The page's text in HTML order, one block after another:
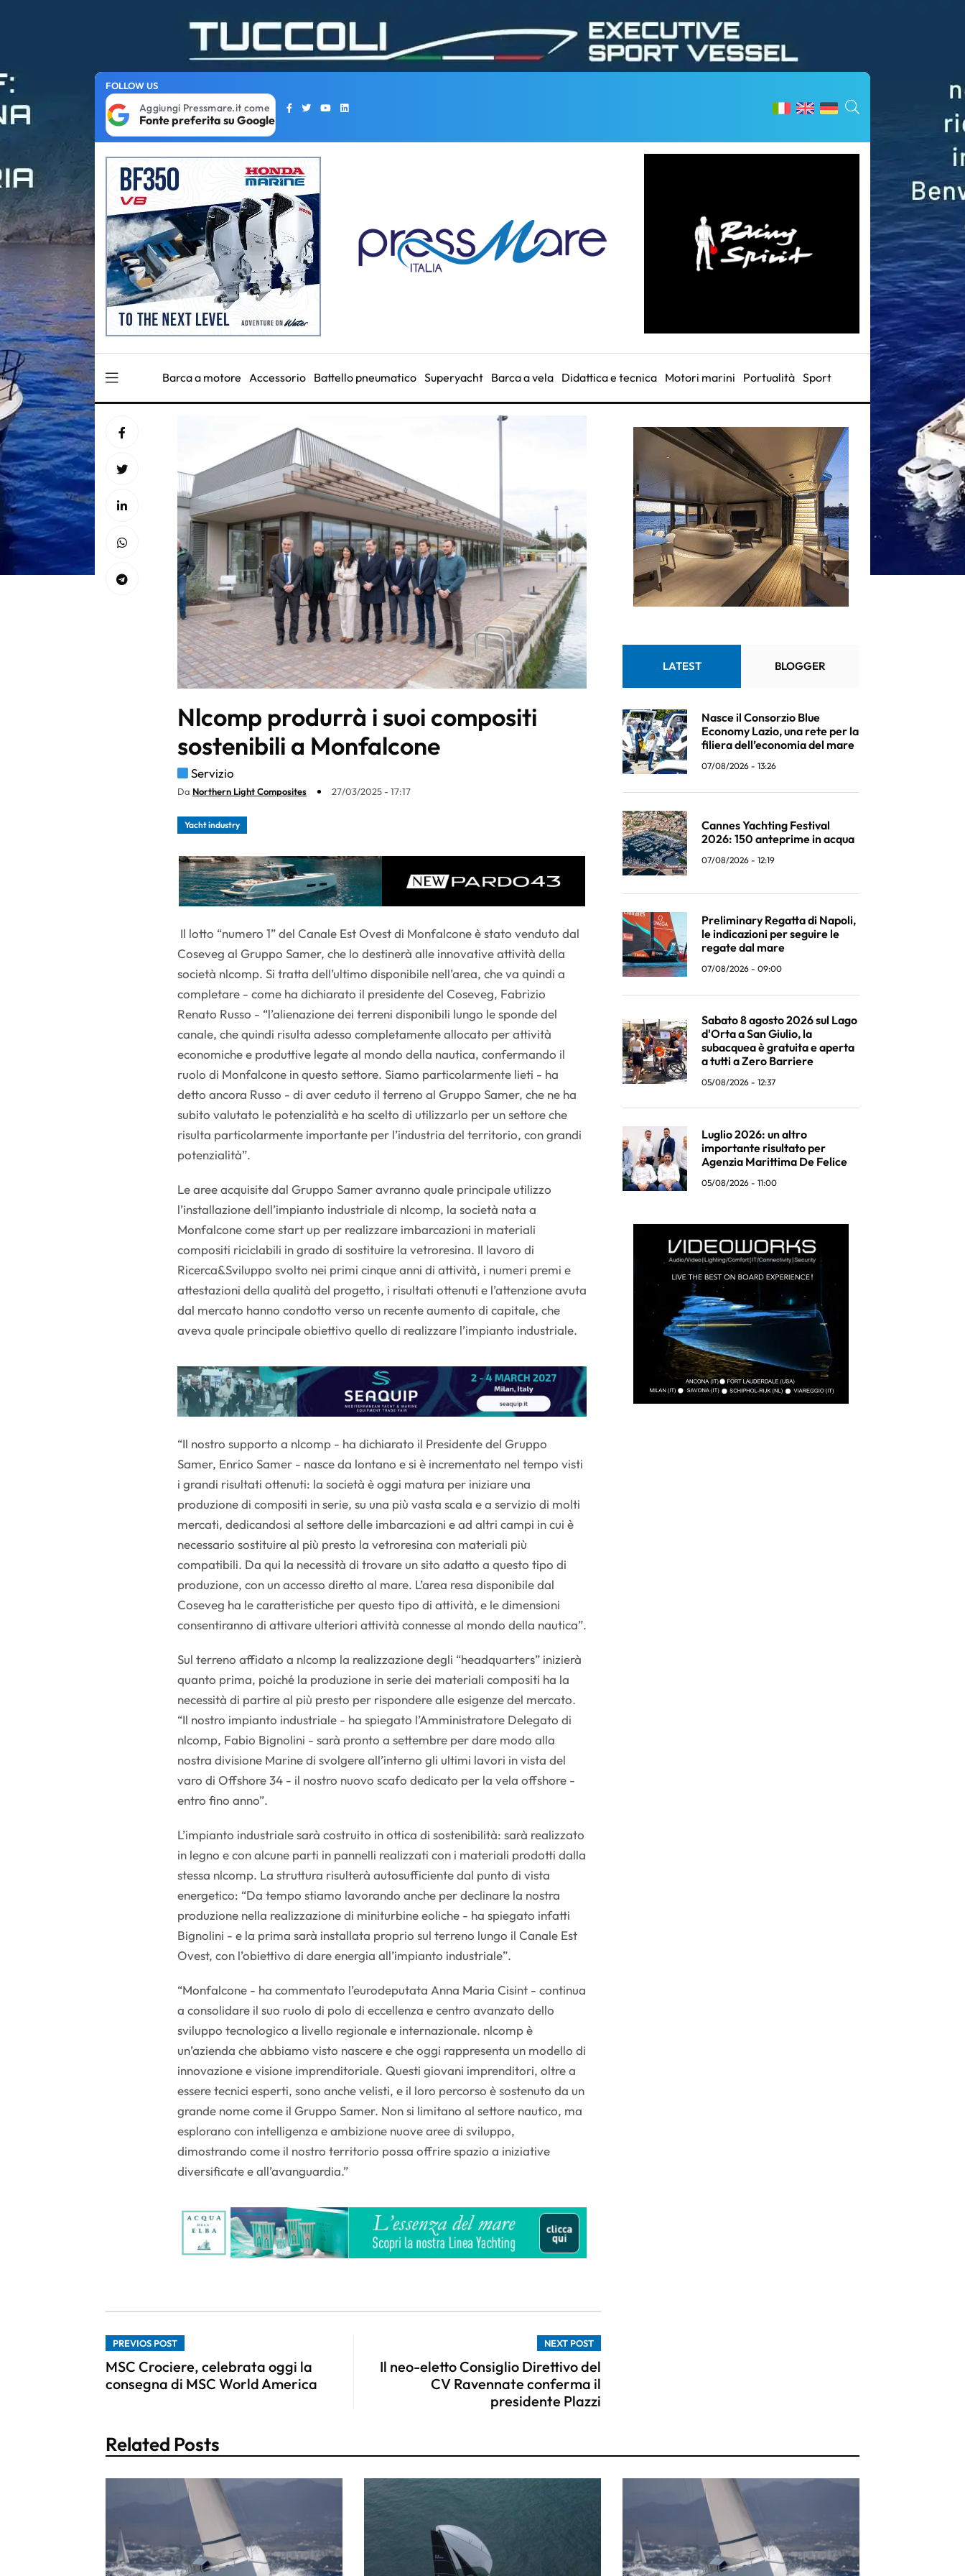
FOLLOW US
Aggiungi Pressmare.it come
Fonte preferita su Google
Barca a motore Accessorio Battello pneumatico Superyacht Barca a vela Didattica e tecnica Motori marini Portualità Sport
Nlcomp produrrà i suoi compositi
sostenibili a Monfalcone
Servizio
Da Northern Light Composites 27/03/2025 - 17:17
Yacht industry
Il lotto “numero 1” del Canale Est Ovest di Monfalcone è stato venduto dal
Coseveg al Gruppo Samer, che lo destinerà alle innovative attività della
società nlcomp. Si tratta dell’ultimo disponibile nell’area, che va quindi a
completare - come ha dichiarato il presidente del Coseveg, Fabrizio
Renato Russo - “l’alienazione dei terreni disponibili lungo le sponde del
canale, che quindi risulta adesso completamente allocato per attività
economiche e produttive legate al mondo della nautica, confermando il
ruolo di Monfalcone in questo settore. Siamo particolarmente lieti - ha
detto ancora Russo - di aver ceduto il terreno al Gruppo Samer, che ne ha
subito valutato le potenzialità e ha scelto di utilizzarlo per un settore che
risulta particolarmente importante per l’industria del territorio, con grandi
potenzialità”.
Le aree acquisite dal Gruppo Samer avranno quale principale utilizzo
l’installazione dell’impianto industriale di nlcomp, la società nata a
Monfalcone come start up per realizzare imbarcazioni in materiali
compositi riciclabili in grado di sostituire la vetroresina. Il lavoro di
Ricerca&Sviluppo svolto nei primi cinque anni di attività, i numeri premi e
attestazioni della qualità del progetto, i risultati ottenuti e l’attenzione avuta
dal mercato hanno condotto verso un recente aumento di capitale, che
aveva quale principale obiettivo quello di realizzare l’impianto industriale.
“Il nostro supporto a nlcomp - ha dichiarato il Presidente del Gruppo
Samer, Enrico Samer - nasce da lontano e si è incrementato nel tempo visti
i grandi risultati ottenuti: la società è oggi matura per iniziare una
produzione di compositi in serie, su una più vasta scala e a servizio di molti
mercati, dedicandosi al settore delle imbarcazioni e ad altri campi in cui è
necessario sostituire al più presto la vetroresina con materiali più
compatibili. Da qui la necessità di trovare un sito adatto a questo tipo di
produzione, con un accesso diretto al mare. L’area resa disponibile dal
Coseveg ha le caratteristiche per questo tipo di attività, e le dimensioni
consentiranno di attivare ulteriori attività connesse al mondo della nautica”.
Sul terreno affidato a nlcomp la realizzazione degli “headquarters” inizierà
quanto prima, poiché la produzione in serie dei materiali compositi ha la
necessità di partire al più presto per rispondere alle esigenze del mercato.
“Il nostro impianto industriale - ha spiegato l’Amministratore Delegato di
nlcomp, Fabio Bignolini - sarà pronto a settembre per dare modo alla
nostra divisione Marine di svolgere all’interno gli ultimi lavori in vista del
varo di Offshore 34 - il nostro nuovo scafo dedicato per la vela offshore -
entro fino anno”.
L’impianto industriale sarà costruito in ottica di sostenibilità: sarà realizzato
in legno e con alcune parti in pannelli realizzati con i materiali prodotti dalla
stessa nlcomp. La struttura risulterà autosufficiente dal punto di vista
energetico: “Da tempo stiamo lavorando anche per declinare la nostra
produzione nella realizzazione di miniturbine eoliche - ha spiegato infatti
Bignolini - e la prima sarà installata proprio sul terreno lungo il Canale Est
Ovest, con l’obiettivo di dare energia all’impianto industriale”.
“Monfalcone - ha commentato l’eurodeputata Anna Maria Cisint - continua
a consolidare il suo ruolo di polo di eccellenza e centro avanzato dello
sviluppo tecnologico a livello regionale e internazionale. nlcomp è
un’azienda che abbiamo visto nascere e che oggi rappresenta un modello di
innovazione e visione imprenditoriale. Questi giovani imprenditori, oltre a
essere tecnici esperti, sono anche velisti, e il loro percorso è sostenuto da un
grande nome come il Gruppo Samer. Non si limitano al settore nautico, ma
esplorano con intelligenza e ambizione nuove aree di sviluppo,
dimostrando come il nostro territorio possa offrire spazio a iniziative
diversificate e all’avanguardia.”
PREVIOS POST
MSC Crociere, celebrata oggi la
consegna di MSC World America
NEXT POST
Il neo-eletto Consiglio Direttivo del
CV Ravennate conferma il
presidente Plazzi
LATEST BLOGGER
Nasce il Consorzio Blue
Economy Lazio, una rete per la
filiera dell’economia del mare
07/08/2026 - 13:26
Cannes Yachting Festival
2026: 150 anteprime in acqua
07/08/2026 - 12:19
Preliminary Regatta di Napoli,
le indicazioni per seguire le
regate dal mare
07/08/2026 - 09:00
Sabato 8 agosto 2026 sul Lago
d'Orta a San Giulio, la
subacquea è gratuita e aperta
a tutti a Zero Barriere
05/08/2026 - 12:37
Luglio 2026: un altro
importante risultato per
Agenzia Marittima De Felice
05/08/2026 - 11:00
Related Posts